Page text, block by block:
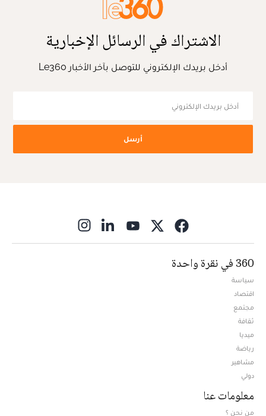
الاشتراك في الرسائل الإخبارية
أدخل بريدك الإلكتروني للتوصل بآخر الأخبار Le360
أرسل
360 في نقرة واحدة
سياسة
اقتصاد
مجتمع
ثقافة
ميديا
رياضة
مشاهير
دولي
معلومات عنا
من نحن ؟